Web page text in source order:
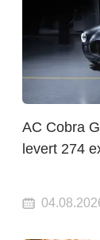
AC Cobra
levert 274